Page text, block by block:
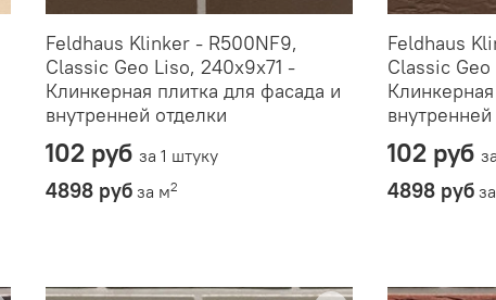
Feldhaus Klinker - R500NF9,
Classic Geo Liso, 240x9x71 -
Клинкерная плитка для фасада и
внутренней отделки
102 рубза 1 штуку
4898 руб за м2
Feldhaus
Classic
102 руб
4898 руб